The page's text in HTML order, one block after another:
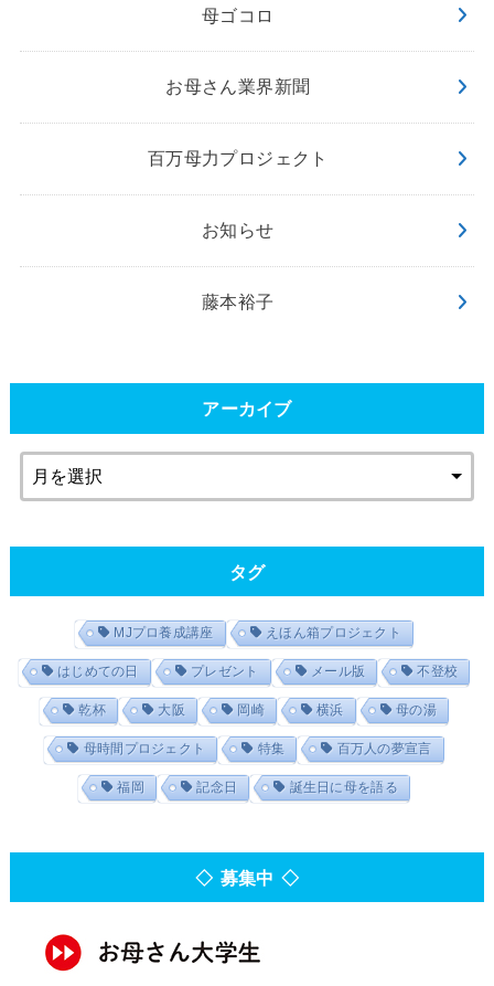
母ゴコロ
お母さん業界新聞
百万母力プロジェクト
お知らせ
藤本裕子
アーカイブ
タグ
MJプロ養成講座 えほん箱プロジェクト
はじめての日 プレゼント メール版 不登校
乾杯 大阪 岡崎 横浜 母の湯
母時間プロジェクト 特集 百万人の夢宣言
福岡 記念日 誕生日に母を語る
◇ 募集中 ◇